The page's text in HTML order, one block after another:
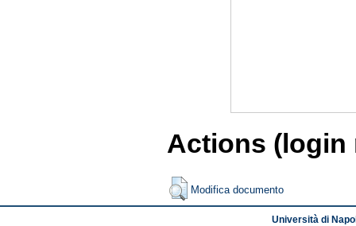
Actions (login
Modifica documento
Università di